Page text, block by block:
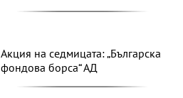
Акция на седмицата: „Българска
фондова борса“ АД